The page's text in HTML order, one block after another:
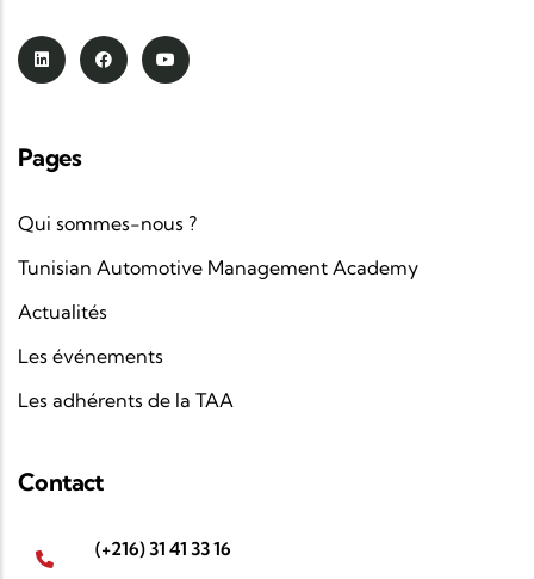
Pages
Qui sommes-nous ?
Tunisian Automotive Management Academy
Actualités
Les événements
Les adhérents de la TAA
Contact
(+216) 31 41 33 16